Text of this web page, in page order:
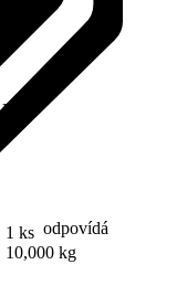
1 ks odpovídá
10,000 kg